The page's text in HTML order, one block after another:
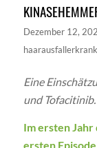
Dezember 12,
Eine
und Tofacitinib.
Im ersten
ersten